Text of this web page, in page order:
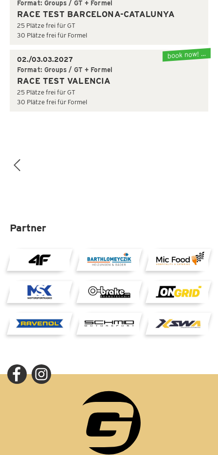
Format: Groups / GT + Formel
RACE TEST BARCELONA-CATALUNYA
25 Plätze frei für GT
30 Plätze frei für Formel
book now! …
02./03.03.2027
Format: Groups / GT + Formel
RACE TEST VALENCIA
25 Plätze frei für GT
30 Plätze frei für Formel
Partner